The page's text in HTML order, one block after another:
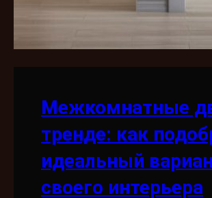
Межкомнатные
тренде: как
идеальный
своего интерьера